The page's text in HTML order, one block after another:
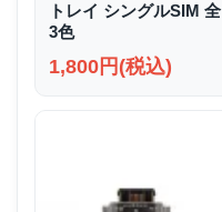
トレイ シングルSIM 全
3色
1,800円(税込)